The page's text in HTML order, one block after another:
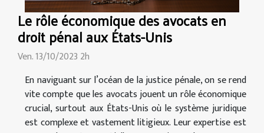
Le rôle économique des avocats en
droit pénal aux États-Unis
Ven. 13/10/2023 2h
En naviguant sur l’océan de la justice pénale, on se rend
vite compte que les avocats jouent un rôle économique
crucial, surtout aux États-Unis où le système juridique
est complexe et vastement litigieux. Leur expertise est